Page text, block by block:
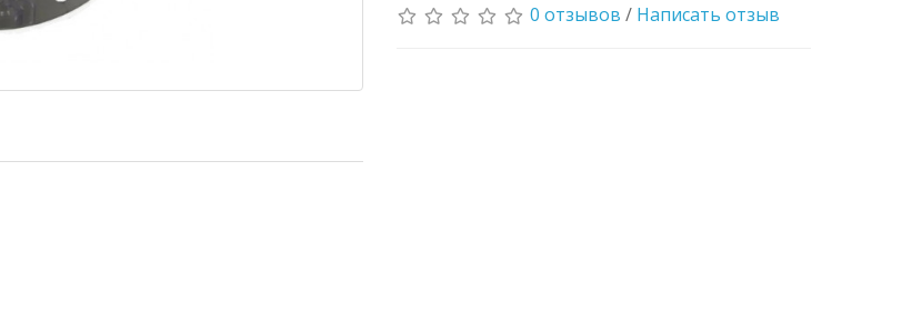
0 отзывов / Написать отзыв